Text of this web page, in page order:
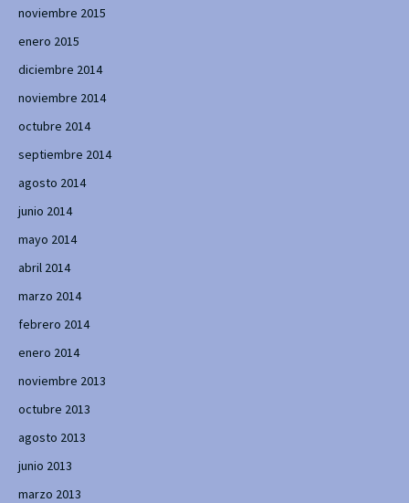
noviembre 2015
enero 2015
diciembre 2014
noviembre 2014
octubre 2014
septiembre 2014
agosto 2014
junio 2014
mayo 2014
abril 2014
marzo 2014
febrero 2014
enero 2014
noviembre 2013
octubre 2013
agosto 2013
junio 2013
marzo 2013